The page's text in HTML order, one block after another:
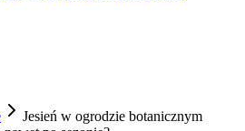
Jesień w ogrodzie botanicznym